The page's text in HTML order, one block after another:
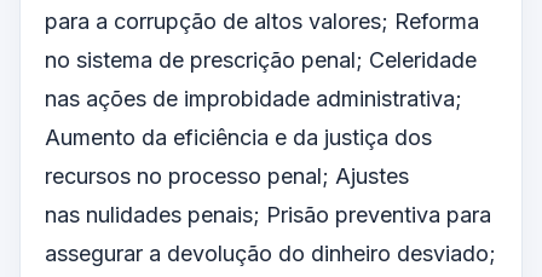
para a corrupção de altos valores; Reforma
no sistema de prescrição penal; Celeridade
nas ações de improbidade administrativa;
Aumento da eficiência e da justiça dos
recursos no processo penal; Ajustes
nas nulidades penais; Prisão preventiva para
assegurar a devolução do dinheiro desviado;